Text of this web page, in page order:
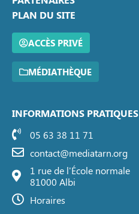
PLAN DU SITE
ACCÈS PRIVÉ
MÉDIATHÈQUE
INFORMATIONS PRATIQUES
05 63 38 11 71
contact@mediatarn.org
1 rue de l'École normale
81000 Albi
Horaires